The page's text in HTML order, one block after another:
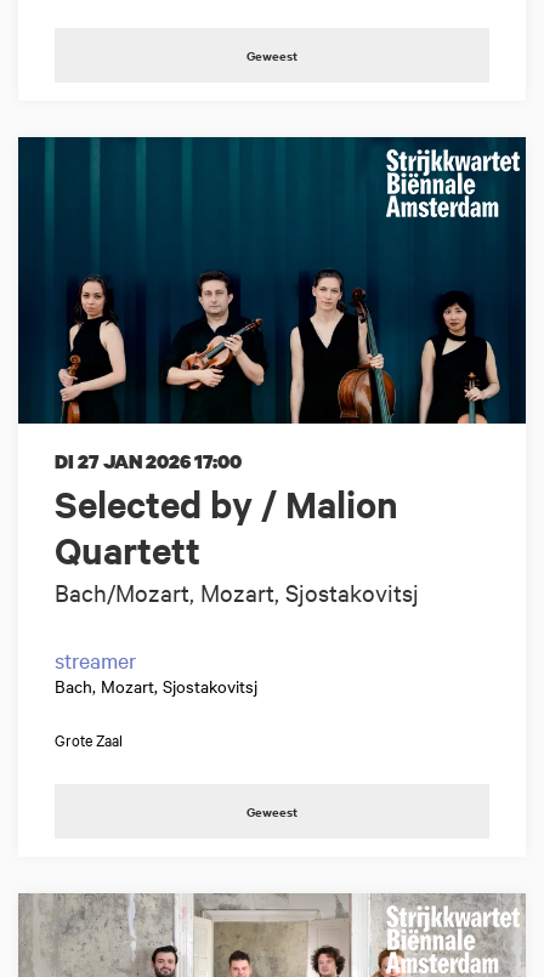
Geweest
Selected by / Malion
Quartett
Bach/Mozart, Mozart, Sjostakovitsj
DI 27 JAN 202617:00
streamer
Bach, Mozart, Sjostakovitsj
Grote Zaal
Geweest